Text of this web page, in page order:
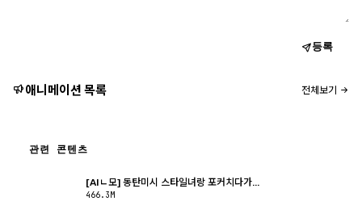
등록
애니메이션 목록 전체보기
관련 콘텐츠
[AIㄴ모] 동탄미시 스타일녀랑 포커치다가...
466.3M